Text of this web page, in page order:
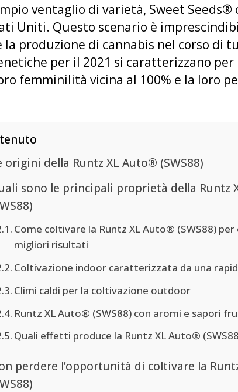
ventaglio di varietà, Sweet
Uniti. Questo scenario è
la produzione di cannabis nel corso di
per il 2021 si caratterizzano per
femminilità vicina al 100% e la loro
origini della Runtz XL Auto® (SWS88)
sono le principali proprietà della Runtz
Come coltivare la Runtz XL Auto® (SWS88)
migliori risultati
Coltivazione indoor caratterizzata da una
Climi caldi per la coltivazione outdoor
Runtz XL Auto® (SWS88) con aromi e sapori
Quali effetti produce la Runtz XL Auto®
perdere l’opportunità di coltivare la